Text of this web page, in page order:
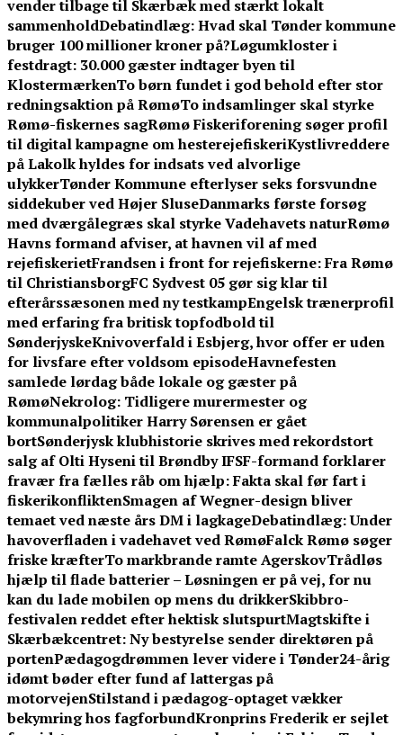
vender tilbage til Skærbæk med stærkt lokalt
sammenholdDebatindlæg: Hvad skal Tønder kommune
bruger 100 millioner kroner på?Løgumkloster i
festdragt: 30.000 gæster indtager byen til
KlostermærkenTo børn fundet i god behold efter stor
redningsaktion på RømøTo indsamlinger skal styrke
Rømø-fiskernes sagRømø Fiskeriforening søger profil
til digital kampagne om hesterejefiskeriKystlivreddere
på Lakolk hyldes for indsats ved alvorlige
ulykkerTønder Kommune efterlyser seks forsvundne
siddekuber ved Højer SluseDanmarks første forsøg
med dværgålegræs skal styrke Vadehavets naturRømø
Havns formand afviser, at havnen vil af med
rejefiskerietFrandsen i front for rejefiskerne: Fra Rømø
til ChristiansborgFC Sydvest 05 gør sig klar til
efterårssæsonen med ny testkampEngelsk trænerprofil
med erfaring fra britisk topfodbold til
SønderjyskeKnivoverfald i Esbjerg, hvor offer er uden
for livsfare efter voldsom episodeHavnefesten
samlede lørdag både lokale og gæster på
RømøNekrolog: Tidligere murermester og
kommunalpolitiker Harry Sørensen er gået
bortSønderjysk klubhistorie skrives med rekordstort
salg af Olti Hyseni til Brøndby IFSF-formand forklarer
fravær fra fælles råb om hjælp: Fakta skal før fart i
fiskerikonfliktenSmagen af Wegner-design bliver
temaet ved næste års DM i lagkageDebatindlæg: Under
havoverfladen i vadehavet ved RømøFalck Rømø søger
friske kræfterTo markbrande ramte AgerskovTrådløs
hjælp til flade batterier – Løsningen er på vej, for nu
kan du lade mobilen op mens du drikkerSkibbro-
festivalen reddet efter hektisk slutspurtMagtskifte i
Skærbækcentret: Ny bestyrelse sender direktøren på
portenPædagogdrømmen lever videre i Tønder24-årig
idømt bøder efter fund af lattergas på
motorvejenStilstand i pædagog-optaget vækker
bekymring hos fagforbundKronprins Frederik er sejlet